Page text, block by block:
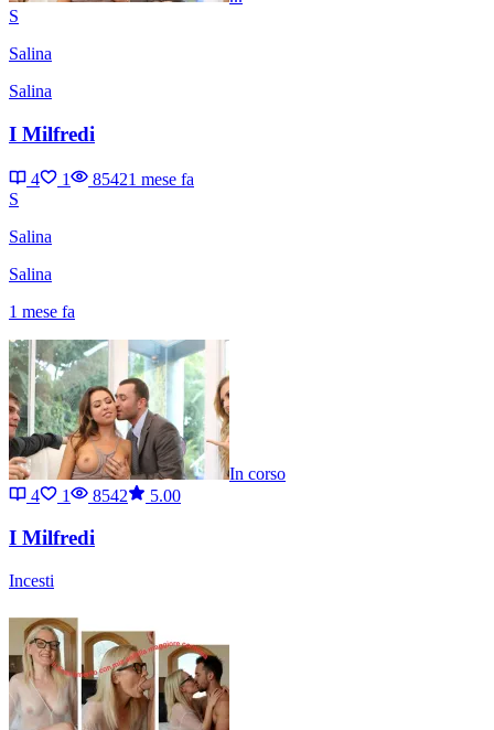
S
Salina
Salina
I Milfredi
4 1 85421 mese fa
S
Salina
Salina
1 mese fa
In corso
4
1 8542 5.00
I Milfredi
Incesti